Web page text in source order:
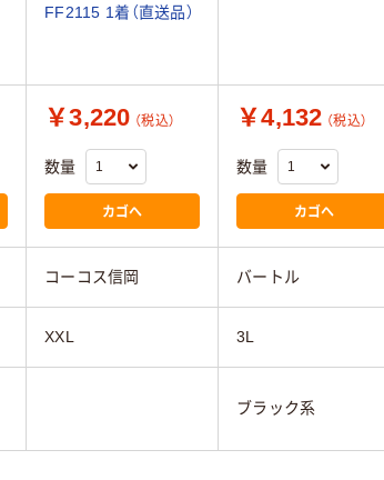
FF2115 1着（直送品）
￥3,220 （税込）
数量
カゴへ
￥4,132 （税込）
数量
カゴへ
コーコス信岡 バートル
XXL 3L
ブラック系